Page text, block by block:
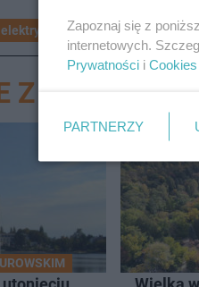
Z DZIAŁU
Zapoznaj się z
internetowych.
Prywatności i Cookies
PARTNERZY